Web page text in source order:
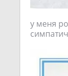
у меня